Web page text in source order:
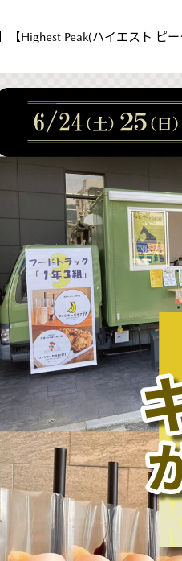
【Highest Peak(ハイエスト ピ